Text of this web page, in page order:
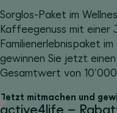
Sorglos-Paket im
Kaffeegenuss mit einer
Familienerlebnispaket
gewinnen Sie jetzt
Gesamtwert von 10'000
Jetzt mitmachen und
active4life –